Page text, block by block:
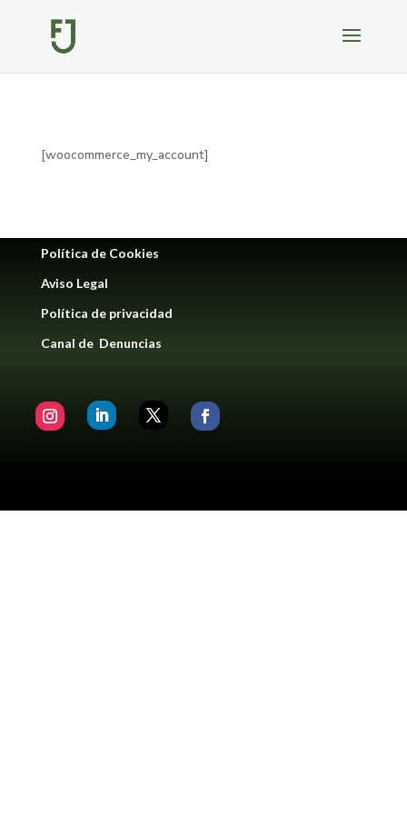
[woocommerce_my_account]
Política de Cookies
Aviso Legal
Política de privacidad
Canal de Denuncias